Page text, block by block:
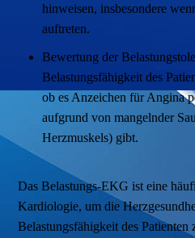
hinweisen, insbesondere
auftreten.
Bewertung der
Belastungsfähigkeit des
ob es Anzeichen für Angina
aufgrund von mangelnder
Herzmuskels) gibt.
Das Belastungs-EKG ist eine
Kardiologie, um die
Belastungsfähigkeit des